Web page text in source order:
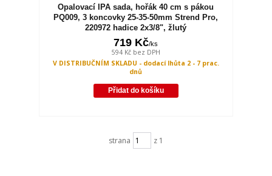
Opalovací IPA sada, hořák 40 cm s pákou
PQ009, 3 koncovky 25-35-50mm Strend Pro,
220972 hadice 2x3/8", žlutý
719 Kč/ks
594 Kč bez DPH
V DISTRIBUČNÍM SKLADU - dodací lhůta 2 - 7 prac.
dnů
Přidat do košíku
strana z 1